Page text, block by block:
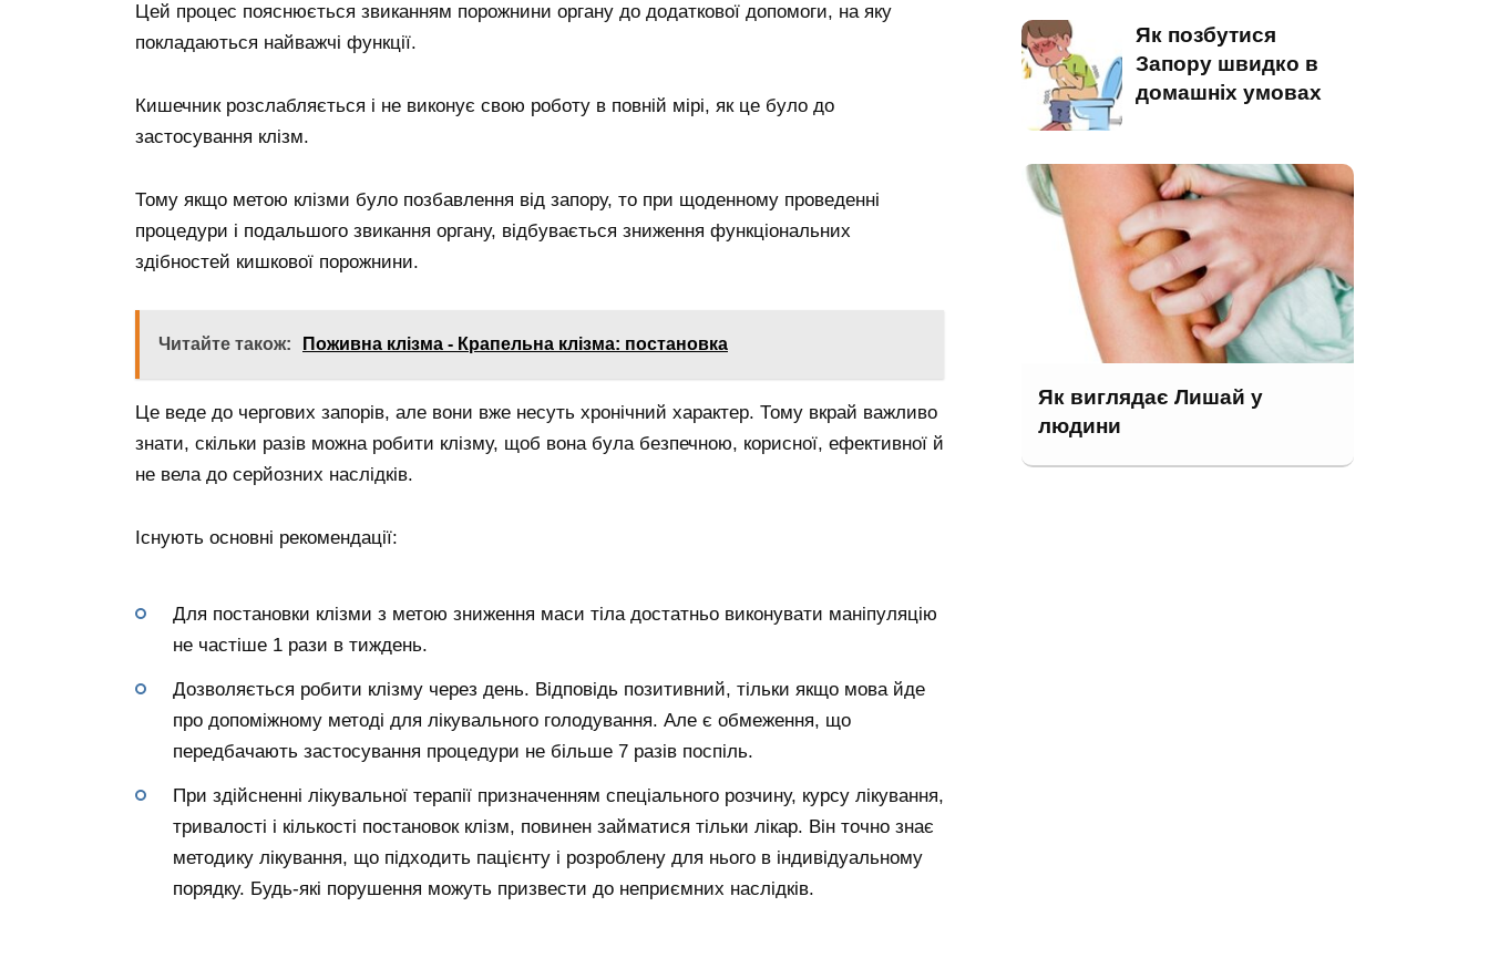
Цей процес пояснюється звиканням порожнини органу до додаткової допомоги, на яку
покладаються найважчі функції.
Кишечник розслабляється і не виконує свою роботу в повній мірі, як це було до
застосування клізм.
Тому якщо метою клізми було позбавлення від запору, то при щоденному проведенні
процедури і подальшого звикання органу, відбувається зниження функціональних
здібностей кишкової порожнини.
Читайте також: Поживна клізма - Крапельна клізма: постановка
Це веде до чергових запорів, але вони вже несуть хронічний характер. Тому вкрай важливо
знати, скільки разів можна робити клізму, щоб вона була безпечною, корисної, ефективної й
не вела до серйозних наслідків.
Існують основні рекомендації:
Для постановки клізми з метою зниження маси тіла достатньо виконувати маніпуляцію
не частіше 1 рази в тиждень.
Дозволяється робити клізму через день. Відповідь позитивний, тільки якщо мова йде
про допоміжному методі для лікувального голодування. Але є обмеження, що
передбачають застосування процедури не більше 7 разів поспіль.
При здійсненні лікувальної терапії призначенням спеціального розчину, курсу лікування,
тривалості і кількості постановок клізм, повинен займатися тільки лікар. Він точно знає
методику лікування, що підходить пацієнту і розроблену для нього в індивідуальному
порядку. Будь-які порушення можуть призвести до неприємних наслідків.
Як позбутися
Запору швидко в
домашніх умовах
Як виглядає Лишай у
людини